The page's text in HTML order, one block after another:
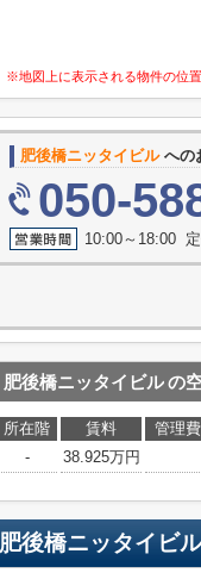
※地図上に表示される物件の位
肥後橋ニッタイビルへの
050-
10:00～18:00
肥後橋ニッタイビルの
所在階 賃料 管理
-
38.925万円
肥後橋ニッタイビル